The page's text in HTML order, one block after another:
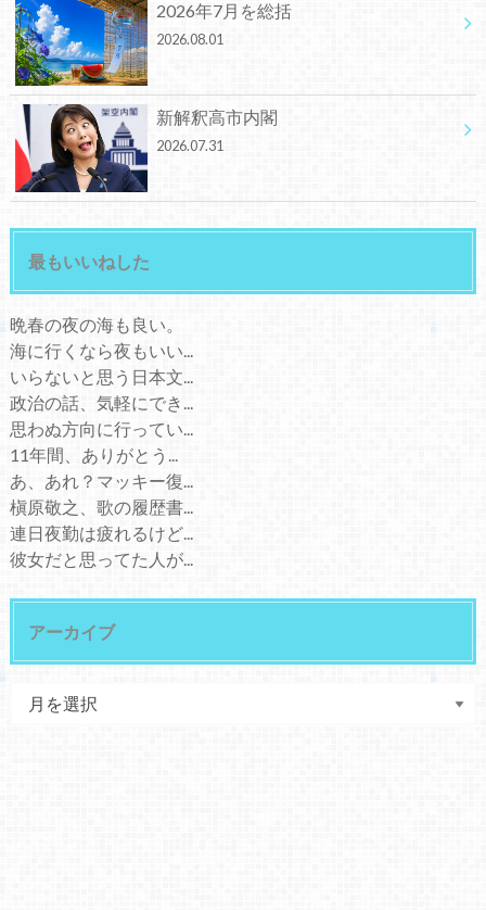
2026年7月を総括
2026.08.01
新解釈高市内閣
2026.07.31
最もいいねした
晩春の夜の海も良い。
海に行くなら夜もいい...
いらないと思う日本文...
政治の話、気軽にでき...
思わぬ方向に行ってい...
11年間、ありがとう...
あ、あれ？マッキー復...
槇原敬之、歌の履歴書...
連日夜勤は疲れるけど...
彼女だと思ってた人が...
アーカイブ